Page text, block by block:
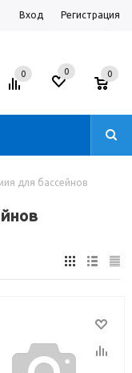
Вход Регистрация
0 0 0
для бассейнов